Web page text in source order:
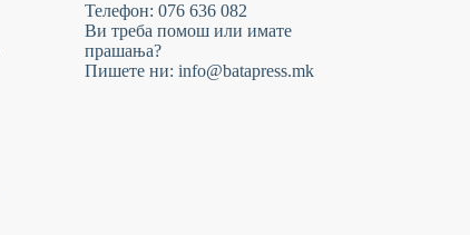
Телефон: 076 636 082
Ви треба помош или имате
прашања?
Пишете ни: info@batapress.mk